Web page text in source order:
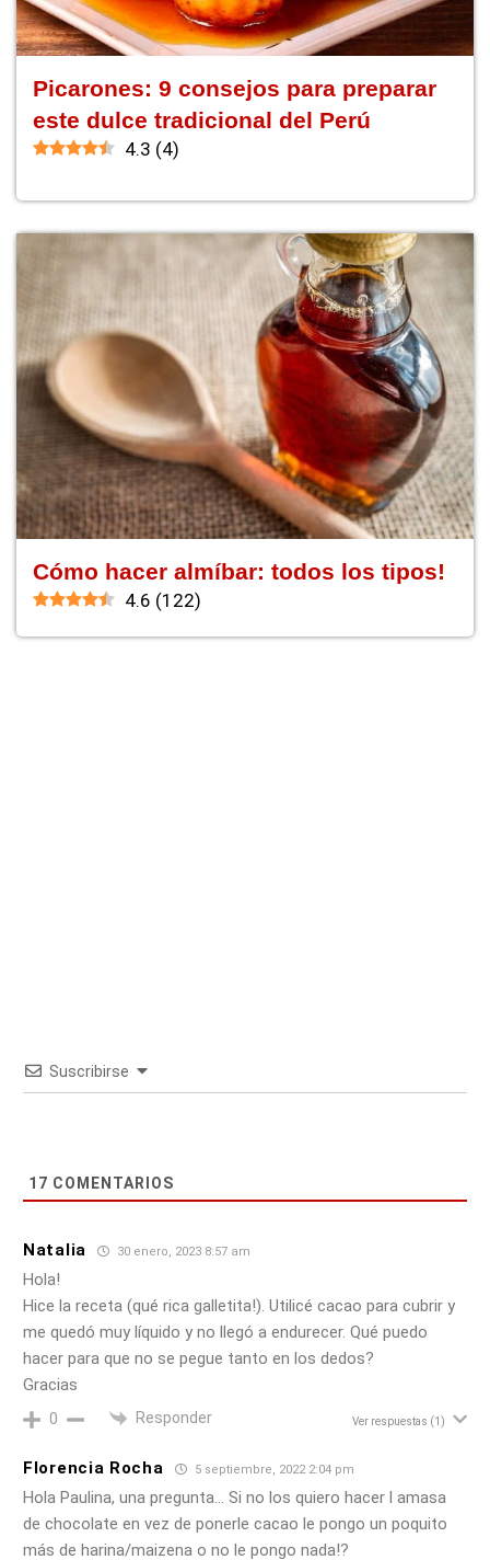
Picarones: 9 consejos para preparar
este dulce tradicional del Perú
4.3 (4)
Cómo hacer almíbar: todos los tipos!
4.6 (122)
Suscribirse
17 COMENTARIOS
Natalia 30 enero, 2023 8:57 am
Hola!
Hice la receta (qué rica galletita!). Utilicé cacao para cubrir y
me quedó muy líquido y no llegó a endurecer. Qué puedo
hacer para que no se pegue tanto en los dedos?
Gracias
0 Responder Ver respuestas (1)
Florencia Rocha 5 septiembre, 2022 2:04 pm
Hola Paulina, una pregunta… Si no los quiero hacer l amasa
de chocolate en vez de ponerle cacao le pongo un poquito
más de harina/maizena o no le pongo nada!?